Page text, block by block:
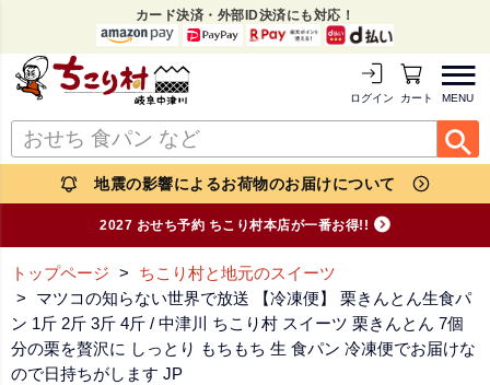
カード決済・外部ID決済にも対応！
MENU
ログイン カートを見る
地震の影響によるお荷物のお届けについて
2027 おせち予約 ちこり村本店が一番お得!!
トップページ
ちこり村と地元のスイーツ
マツコの知らない世界で放送 【冷凍便】 栗きんとん生食パ
ン 1斤 2斤 3斤 4斤 / 中津川 ちこり村 スイーツ 栗きんとん 7個
分の栗を贅沢に しっとり もちもち 生 食パン 冷凍便でお届けな
ので日持ちがします JP